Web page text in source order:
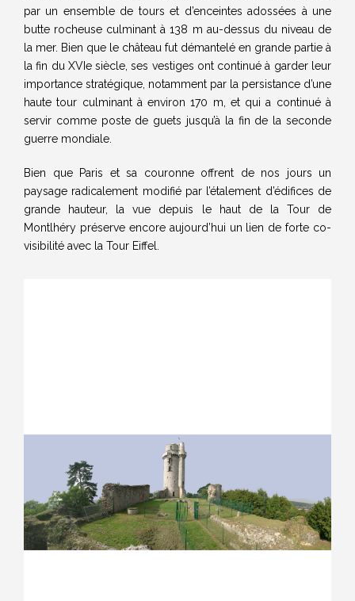
par un ensemble de tours et d’enceintes adossées à une
butte rocheuse culminant à 138 m au-dessus du niveau de
la mer. Bien que le château fut démantelé en grande partie à
la fin du XVIe siècle, ses vestiges ont continué à garder leur
importance stratégique, notamment par la persistance d’une
haute tour culminant à environ 170 m, et qui a continué à
servir comme poste de guets jusqu’à la fin de la seconde
guerre mondiale.
Bien que Paris et sa couronne offrent de nos jours un
paysage radicalement modifié par l’étalement d’édifices de
grande hauteur, la vue depuis le haut de la Tour de
Montlhéry préserve encore aujourd’hui un lien de forte co-
visibilité avec la Tour Eiffel.